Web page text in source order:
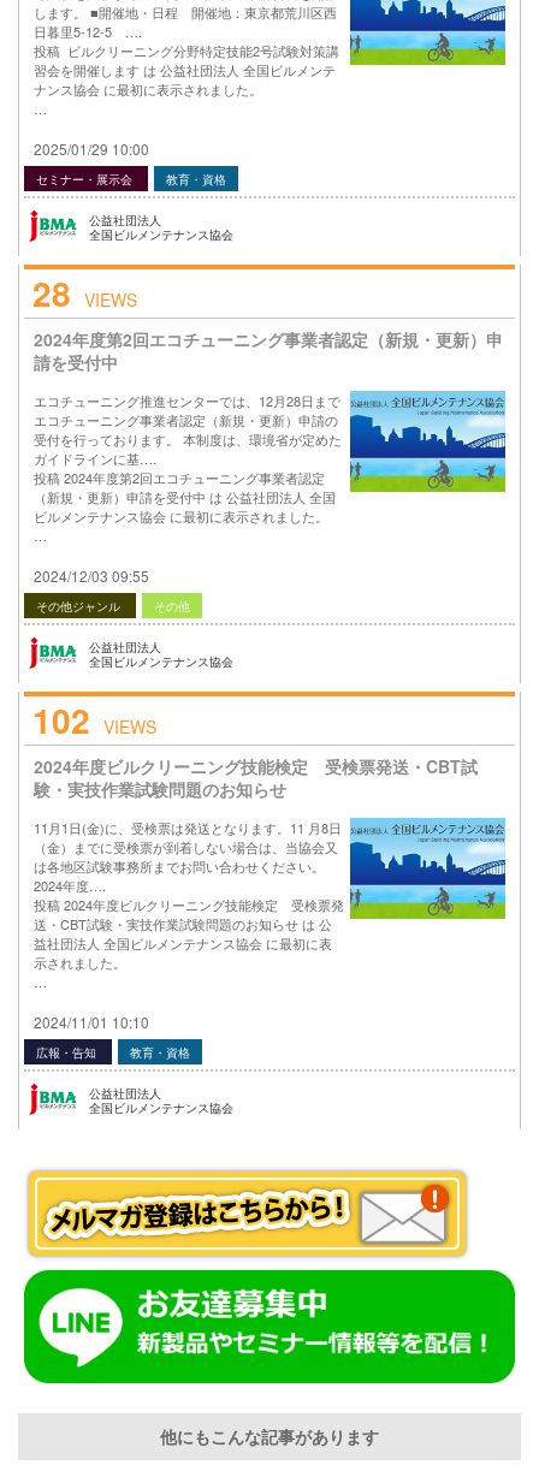
します。 ■開催地・日程 開催地：東京都荒川区西
日暮里5-12-5 ….
投稿 ビルクリーニング分野特定技能2号試験対策講
習会を開催します は 公益社団法人 全国ビルメンテ
ナンス協会 に最初に表示されました。
2025/01/29 10:00
セミナー・展示会 教育・資格
公益社団法人
全国ビルメンテナンス協会
28 VIEWS
2024年度第2回エコチューニング事業者認定（新規・更新）申
請を受付中
エコチューニング推進センターでは、12月28日まで
エコチューニング事業者認定（新規・更新）申請の
受付を行っております。 本制度は、環境省が定めた
ガイドラインに基….
投稿 2024年度第2回エコチューニング事業者認定
（新規・更新）申請を受付中 は 公益社団法人 全国
ビルメンテナンス協会 に最初に表示されました。
2024/12/03 09:55
その他ジャンル その他
公益社団法人
全国ビルメンテナンス協会
102 VIEWS
2024年度ビルクリーニング技能検定 受検票発送・CBT試
験・実技作業試験問題のお知らせ
11月1日(金)に、受検票は発送となります。11 月8日
（金）までに受検票が到着しない場合は、当協会又
は各地区試験事務所までお問い合わせください。
2024年度….
投稿 2024年度ビルクリーニング技能検定 受検票発
送・CBT試験・実技作業試験問題のお知らせ は 公
益社団法人 全国ビルメンテナンス協会 に最初に表
示されました。
2024/11/01 10:10
広報・告知 教育・資格
公益社団法人
全国ビルメンテナンス協会
他にもこんな記事があります